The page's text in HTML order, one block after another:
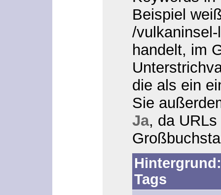
Beispiel
/
handelt, im
die als ein
Sie
Ja, da
Tags